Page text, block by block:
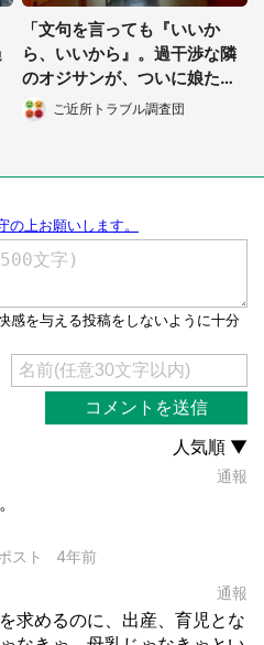
府選択
「文句を言っても『いいか
ら、いいから』。過干渉な隣
のオジサンが、ついに娘たち
を勝手に連れ出して...」（神
奈川県・50代女性）
ご近所トラブル調査団